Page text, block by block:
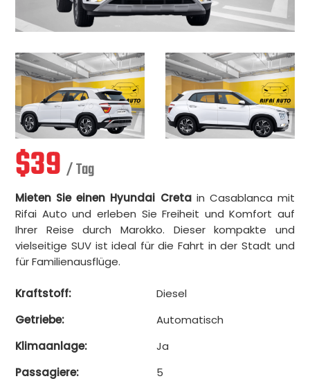
$39 / Tag
Mieten Sie einen Hyundai Cretain Casablanca mit
Rifai Auto und erleben Sie Freiheit und Komfort auf
Ihrer Reise durch Marokko. Dieser kompakte und
vielseitige SUV ist ideal für die Fahrt in der Stadt und
für Familienausflüge.
Kraftstoff:
Diesel
Getriebe:
Automatisch
Klimaanlage:
Ja
Passagiere:
5